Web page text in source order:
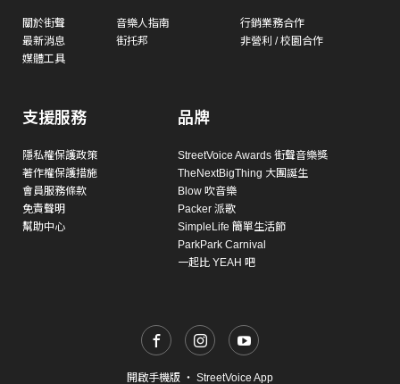
關於街聲
最新消息
媒體工具
音樂人指南
街托邦
行銷業務合作
非營利 / 校園合作
支援服務
隱私權保護政策
著作權保護措施
會員服務條款
免責聲明
幫助中心
品牌
StreetVoice Awards 街聲音樂獎
TheNextBigThing 大團誕生
Blow 吹音樂
Packer 派歌
SimpleLife 簡單生活節
ParkPark Carnival
一起比 YEAH 吧
開啟手機版 ・ StreetVoice App